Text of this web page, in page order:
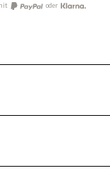
oder